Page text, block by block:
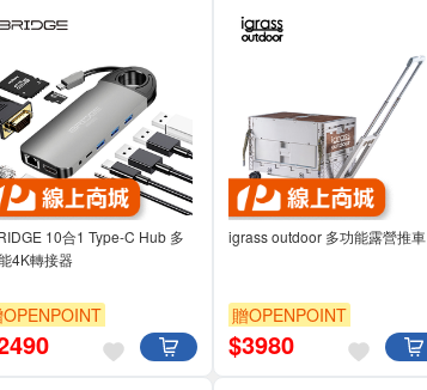
10合1 Type-C Hub 多
4K轉接器
OPENPOINT
igrass outdoor 多功能露營推車
贈OPENPOINT
$3980